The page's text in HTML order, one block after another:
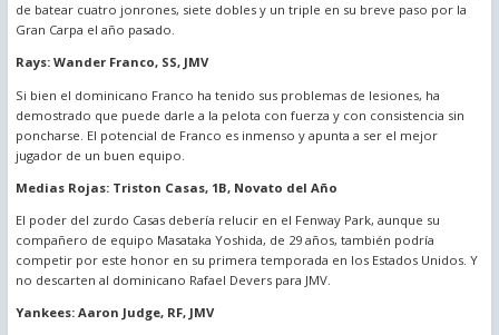
de batear cuatro jonrones, siete dobles y un triple en su breve paso por la
Gran Carpa el año pasado.
Rays: Wander Franco, SS, JMV
Si bien el dominicano Franco ha tenido sus problemas de lesiones, ha
demostrado que puede darle a la pelota con fuerza y con consistencia sin
poncharse. El potencial de Franco es inmenso y apunta a ser el mejor
jugador de un buen equipo.
Medias Rojas: Triston Casas, 1B, Novato del Año
El poder del zurdo Casas debería relucir en el Fenway Park, aunque su
compañero de equipo Masataka Yoshida, de 29 años, también podría
competir por este honor en su primera temporada en los Estados Unidos. Y
no descarten al dominicano Rafael Devers para JMV.
Yankees: Aaron Judge, RF, JMV